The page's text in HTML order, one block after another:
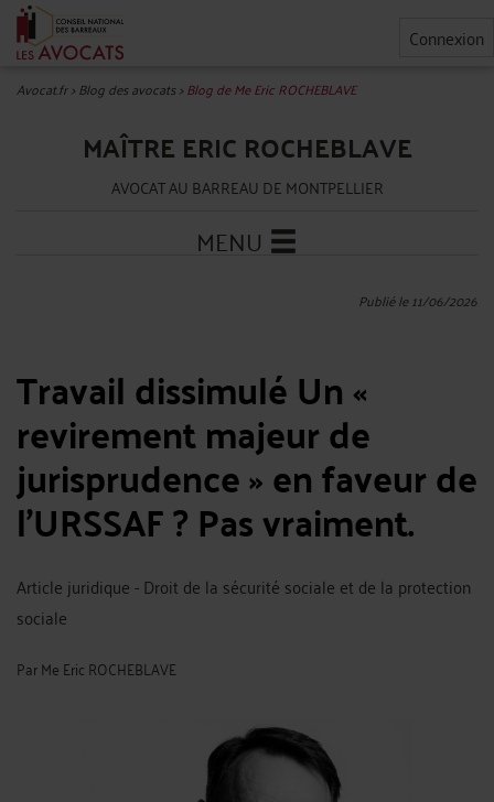
Connexion
Avocat.fr>Blog des avocats>Blog de Me Eric ROCHEBLAVE
MAÎTRE ERIC ROCHEBLAVE
AVOCAT AU BARREAU DE MONTPELLIER
MENU
Publié le 11/06/2026
Travail dissimulé Un «
revirement majeur de
jurisprudence » en faveur de
l'URSSAF ? Pas vraiment.
Article juridique - Droit de la sécurité sociale et de la protection
sociale
ParMe Eric ROCHEBLAVE